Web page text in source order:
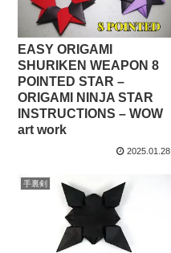
EASY ORIGAMI
SHURIKEN WEAPON 8
POINTED STAR –
ORIGAMI NINJA STAR
INSTRUCTIONS – WOW
art work
2025.01.28
手裏剣